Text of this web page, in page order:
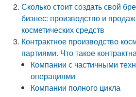
Сколько стоит создать свой
бизнес: производство и
косметических средств
Контрактное производство
партиями. Что такое
Компании с частичными
операциями
Компании полного цикла